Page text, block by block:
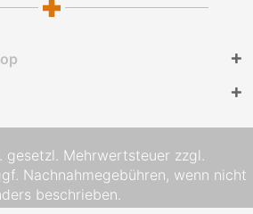
gesetzl. Mehrwertsteuer zzgl.
Nachnahmegebühren, wenn nicht
beschrieben.